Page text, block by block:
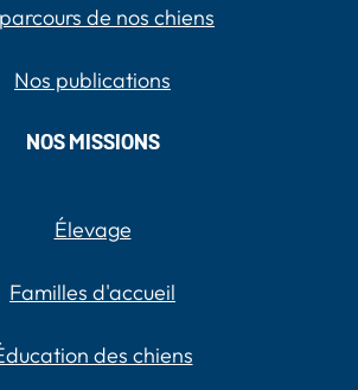
de nos chiens
Nos publications
NOS MISSIONS
Élevage
Familles d'accueil
des chiens